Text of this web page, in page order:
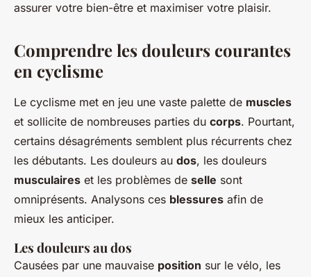
assurer votre bien-être et maximiser votre plaisir.
Comprendre les douleurs courantes
en cyclisme
Le cyclisme met en jeu une vaste palette de muscles
et sollicite de nombreuses parties du corps. Pourtant,
certains désagréments semblent plus récurrents chez
les débutants. Les douleurs au dos, les douleurs
musculaires et les problèmes de selle sont
omniprésents. Analysons ces blessures afin de
mieux les anticiper.
Les douleurs au dos
Causées par une mauvaise position sur le vélo, les